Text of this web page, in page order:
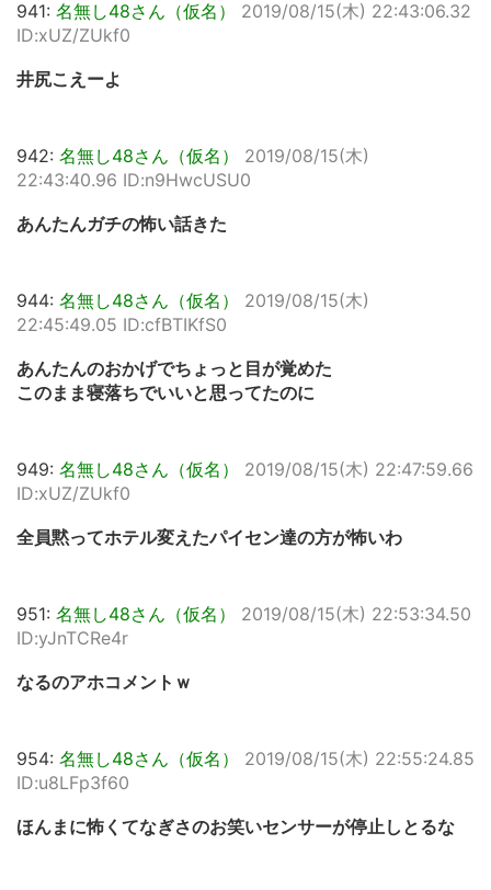
941: 名無し48さん（仮名）
2019/08/15(木) 22:43:06.32
ID:xUZ/ZUkf0
井尻こえーよ
942: 名無し48さん（仮名）
2019/08/15(木)
22:43:40.96 ID:n9HwcUSU0
あんたんガチの怖い話きた
944: 名無し48さん（仮名）
2019/08/15(木)
22:45:49.05 ID:cfBTIKfS0
あんたんのおかげでちょっと目が覚めた
このまま寝落ちでいいと思ってたのに
949: 名無し48さん（仮名）
2019/08/15(木) 22:47:59.66
ID:xUZ/ZUkf0
全員黙ってホテル変えたパイセン達の方が怖いわ
951: 名無し48さん（仮名）
2019/08/15(木) 22:53:34.50
ID:yJnTCRe4r
なるのアホコメントｗ
954: 名無し48さん（仮名）
2019/08/15(木) 22:55:24.85
ID:u8LFp3f60
ほんまに怖くてなぎさのお笑いセンサーが停止しとるな